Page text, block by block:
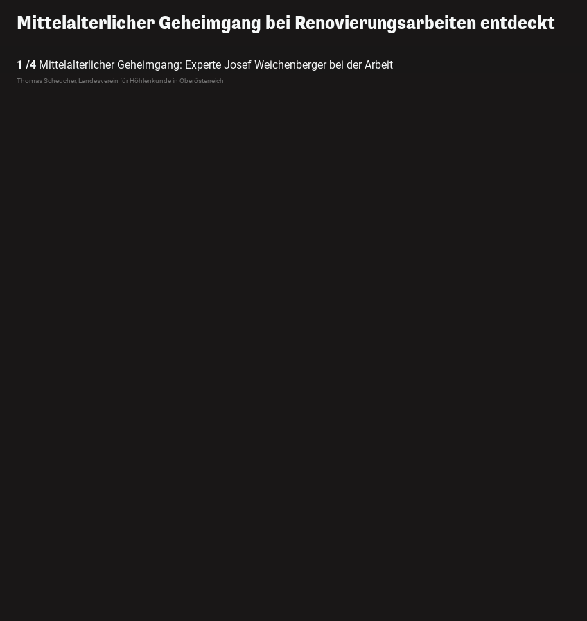
Mittelalterlicher Geheimgang bei Renovierungsarbeiten entdeckt
1 /4 Mittelalterlicher Geheimgang: Experte Josef Weichenberger bei der Arbeit
Thomas Scheucher, Landesverein für Höhlenkunde in Oberösterreich